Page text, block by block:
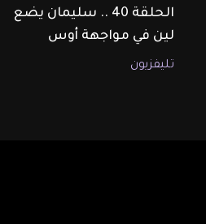
الحلقة 40 .. سليمان يضع
لين في مواجهة أوس
تليفزيون